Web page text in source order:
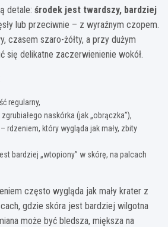
detale: środek jest twardszy, bardziej
lub przeciwnie – z wyraźnym czopem.
czasem szaro-żółty, a przy dużym
się delikatne zaczerwienienie wokół.
regularny,
naskórka (jak „obrączka”),
– rdzeniem, który wygląda jak mały, zbity
bardziej „wtopiony” w skórę, na palcach
często wygląda jak mały krater z
gdzie skóra jest bardziej wilgotna
może być bledsza, miększa na